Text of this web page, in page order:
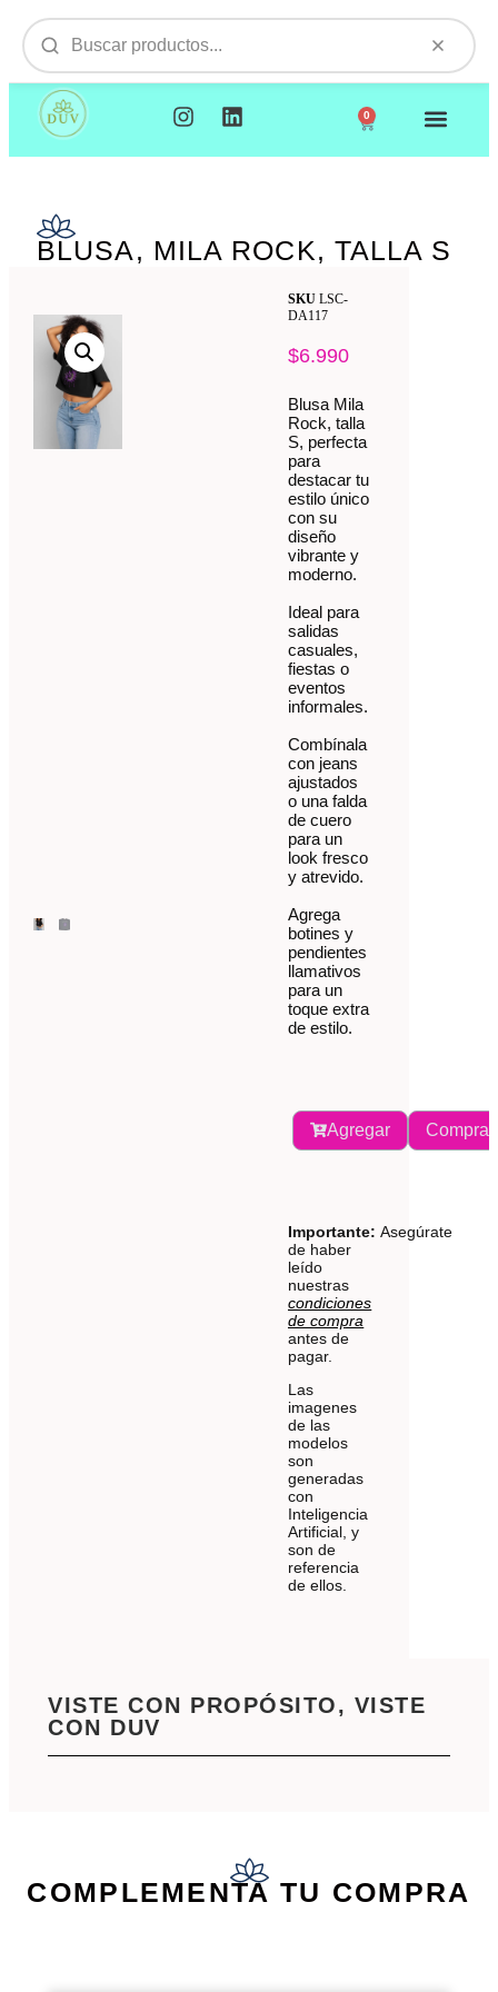
0
BLUSA, MILA ROCK, TALLA S
SKULSC-
DA117
$6.990
Blusa Mila
Rock, talla
S, perfecta
para
destacar tu
estilo único
con su
diseño
vibrante y
moderno.
Ideal para
salidas
casuales,
fiestas o
eventos
informales.
Combínala
con jeans
ajustados
o una falda
de cuero
para un
look fresco
y atrevido.
Agrega
botines y
pendientes
llamativos
para un
toque extra
de estilo.
Agregar Comprar
Importante: Asegúrate
de haber
leído
nuestras
condiciones
de compra
antes de
pagar.
Las
imagenes
de las
modelos
son
generadas
con
Inteligencia
Artificial, y
son de
referencia
de ellos.
VISTE CON PROPÓSITO, VISTE
CON DUV
COMPLEMENTA TU COMPRA